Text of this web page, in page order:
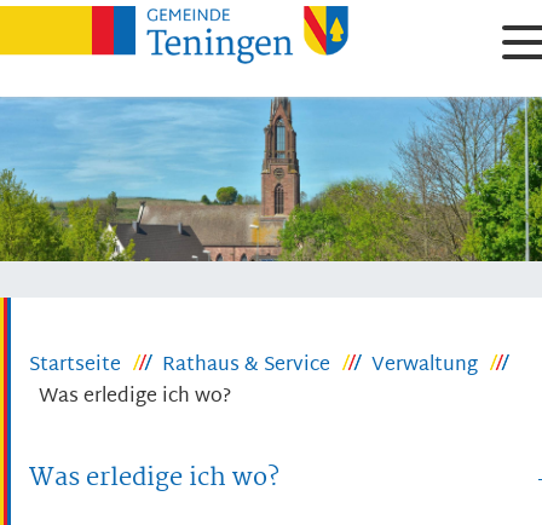
Startseite Rathaus & Service
Verwaltung
Was erledige ich wo?
Was erledige ich wo?